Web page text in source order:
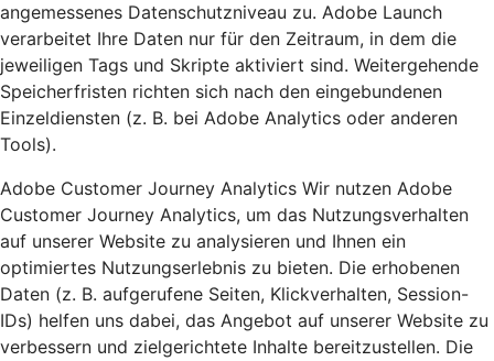
angemessenes Datenschutzniveau zu. Adobe Launch
verarbeitet Ihre Daten nur für den Zeitraum, in dem die
jeweiligen Tags und Skripte aktiviert sind. Weitergehende
Speicherfristen richten sich nach den eingebundenen
Einzeldiensten (z. B. bei Adobe Analytics oder anderen
Tools).
Adobe Customer Journey Analytics Wir nutzen Adobe
Customer Journey Analytics, um das Nutzungsverhalten
auf unserer Website zu analysieren und Ihnen ein
optimiertes Nutzungserlebnis zu bieten. Die erhobenen
Daten (z. B. aufgerufene Seiten, Klickverhalten, Session-
IDs) helfen uns dabei, das Angebot auf unserer Website zu
verbessern und zielgerichtete Inhalte bereitzustellen. Die